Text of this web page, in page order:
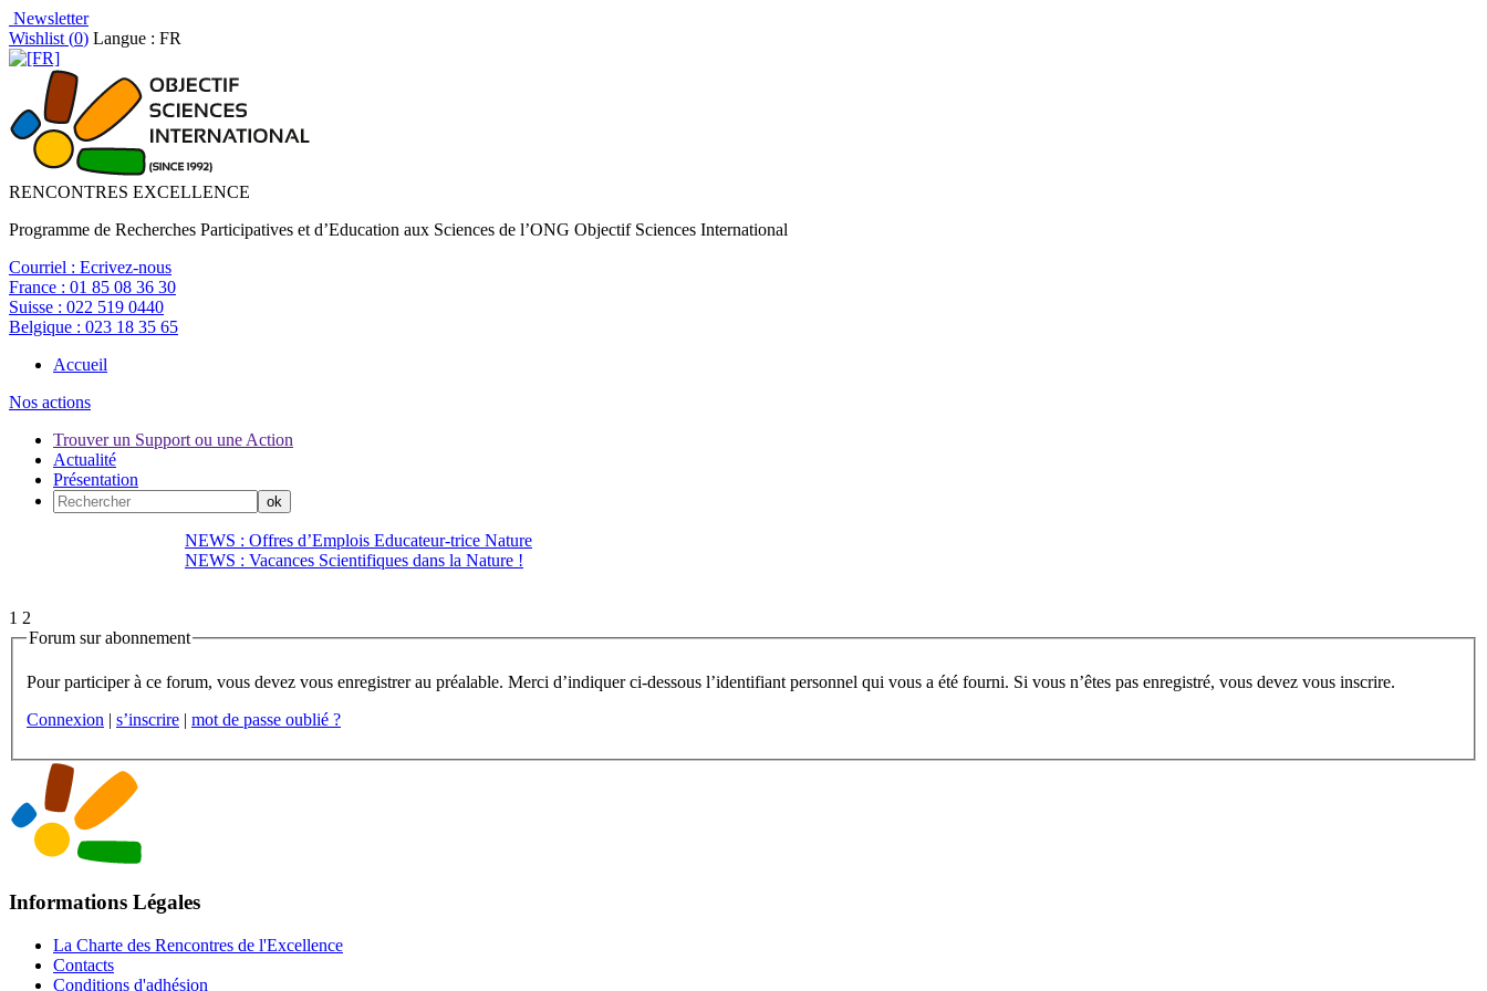
Newsletter
Wishlist (0) Langue : FR
RENCONTRES EXCELLENCE
Programme de Recherches Participatives et d’Education aux Sciences de l’ONG Objectif Sciences International
Courriel : Ecrivez-nous
France : 01 85 08 36 30
Suisse : 022 519 0440
Belgique : 023 18 35 65
Accueil
Nos actions
Trouver un Support ou une Action
Actualité
Présentation
NEWS : Offres d’Emplois Educateur-trice Nature
NEWS : Vacances Scientifiques dans la Nature !
1 2
Forum sur abonnement
Pour participer à ce forum, vous devez vous enregistrer au préalable. Merci d’indiquer ci-dessous l’identifiant personnel qui vous a été fourni. Si vous n’êtes pas enregistré, vous devez vous inscrire.
Connexion | s’inscrire | mot de passe oublié ?
Informations Légales
La Charte des Rencontres de l'Excellence
Contacts
Conditions d'adhésion